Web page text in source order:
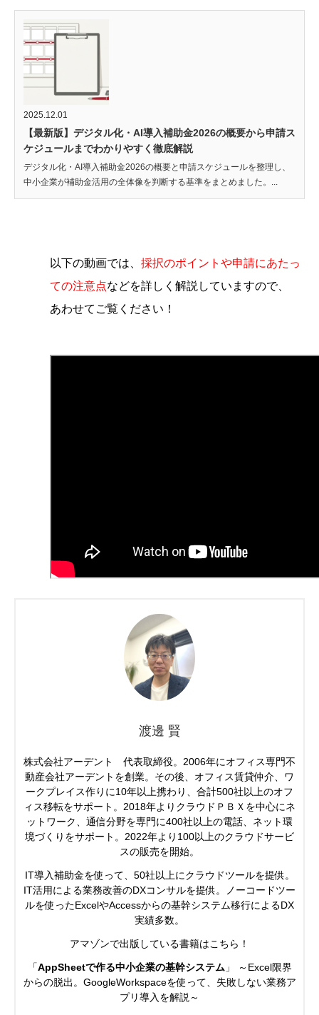
2025.12.01
【最新版】デジタル化・AI導入補助金2026の概要から申請ス
ケジュールまでわかりやすく徹底解説
デジタル化・AI導入補助金2026の概要と申請スケジュールを整理し、
中小企業が補助金活用の全体像を判断する基準をまとめました。...
以下の動画では、 採択のポイントや申請にあたっ
ての注意点などを詳しく解説していますので、
あわせてご覧ください！
渡邊 賢
株式会社アーデント 代表取締役。2006年にオフィス専門不
動産会社アーデントを創業。その後、オフィス賃貸仲介、ワ
ークプレイス作りに10年以上携わり、合計500社以上のオフ
ィス移転をサポート。2018年よりクラウドＰＢＸを中心にネ
ットワーク、通信分野を専門に400社以上の電話、ネット環
境づくりをサポート。2022年より100以上のクラウドサービ
スの販売を開始。
IT導入補助金を使って、50社以上にクラウドツールを提供。
IT活用による業務改善のDXコンサルを提供。ノーコードツー
ルを使ったExcelやAccessからの基幹システム移行によるDX
実績多数。
アマゾンで出版している書籍はこちら！
「AppSheetで作る中小企業の基幹システム 」 ～Excel限界
からの脱出。GoogleWorkspaceを使って、失敗しない業務ア
プリ導入を解説～